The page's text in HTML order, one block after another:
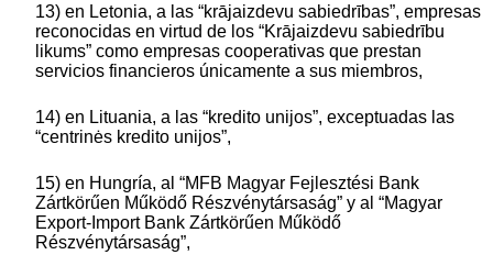
13) en Letonia, a las “krājaizdevu sabiedrības”, empresas
reconocidas en virtud de los “Krājaizdevu sabiedrību
likums” como empresas cooperativas que prestan
servicios financieros únicamente a sus miembros,
14) en Lituania, a las “kredito unijos”, exceptuadas las
“centrinės kredito unijos”,
15) en Hungría, al “MFB Magyar Fejlesztési Bank
Zártkörűen Működő Részvénytársaság” y al “Magyar
Export-Import Bank Zártkörűen Működő
Részvénytársaság”,